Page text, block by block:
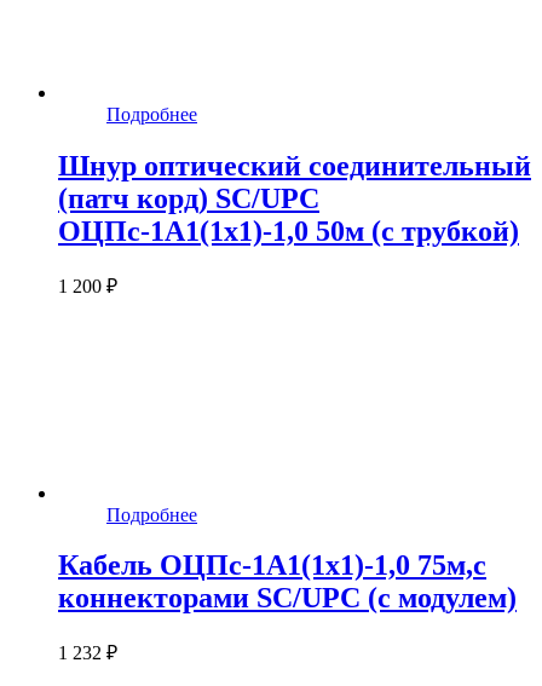
Подробнее
Шнур оптический соединительный
(патч корд) SC/UPC
ОЦПс-1А1(1х1)-1,0 50м (с трубкой)
1 200 ₽
Подробнее
Кабель ОЦПс-1А1(1х1)-1,0 75м,c
коннекторами SC/UPC (с модулем)
1 232 ₽